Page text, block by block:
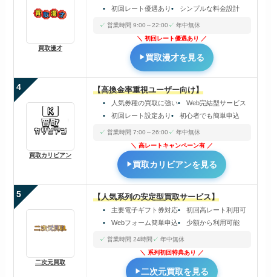
買取漫才
初回レート優遇あり
シンプルな料金設計
営業時間 9:00～22:00
年中無休
初回レート優遇あり
買取漫才を見る
4
買取カリビアン
【高換金率重視ユーザー向け】
人気券種の買取に強い
Web完結型サービス
初回レート設定あり
初心者でも簡単申込
営業時間 7:00～26:00
年中無休
高レートキャンペーン有
買取カリビアンを見る
5
二次元買取
【人気系列の安定型買取サービス】
主要電子ギフト券対応
初回高レート利用可
Webフォーム簡単申込
少額から利用可能
営業時間 24時間
年中無休
系列初回特典あり
二次元買取を見る